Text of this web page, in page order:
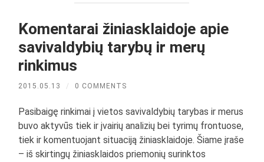
Komentarai žiniasklaidoje apie
savivaldybių tarybų ir merų
rinkimus
2015.05.13 / 0 COMMENTS
Pasibaigę rinkimai į vietos savivaldybių tarybas ir merus
buvo aktyvūs tiek ir įvairių analizių bei tyrimų frontuose,
tiek ir komentuojant situaciją žiniasklaidoje. Šiame įraše
– iš skirtingų žiniasklaidos priemonių surinktos